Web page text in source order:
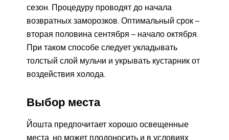
сезон. Процедуру проводят до начала
возвратных заморозков. Оптимальный срок –
вторая половина сентября – начало октября.
При таком способе следует укладывать
толстый слой мульчи и укрывать кустарник от
воздействия холода.
Выбор места
Йошта предпочитает хорошо освещенные
места, но может плодоносить и в условиях